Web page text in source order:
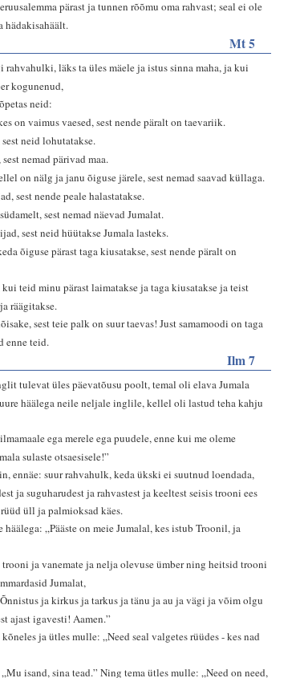
pärast ja tunnen rõõmu oma rahvast; seal ei ole
hädakisahäält.
Mt 5
rahvahulki, läks ta üles mäele ja istus sinna maha, ja kui
kogunenud,
neid:
on vaimus vaesed, sest nende päralt on taevariik.
neid lohutatakse.
nemad pärivad maa.
on nälg ja janu õiguse järele, sest nemad saavad küllaga.
sest nende peale halastatakse.
sest nemad näevad Jumalat.
sest neid hüütakse Jumala lasteks.
õiguse pärast taga kiusatakse, sest nende päralt on
teid minu pärast laimatakse ja taga kiusatakse ja teist
räägitakse.
sest teie palk on suur taevas! Just samamoodi on taga
enne teid.
Ilm 7
tulevat üles päevatõusu poolt, temal oli elava Jumala
häälega neile neljale inglile, kellel oli lastud teha kahju
ega merele ega puudele, enne kui me oleme
sulaste otsaesisele!”
ennäe: suur rahvahulk, keda ükski ei suutnud loendada,
ja suguharudest ja rahvastest ja keeltest seisis trooni ees
üll ja palmioksad käes.
häälega: „Pääste on meie Jumalal, kes istub Troonil, ja
ja vanemate ja nelja olevuse ümber ning heitsid trooni
Jumalat,
ja kirkus ja tarkus ja tänu ja au ja vägi ja võim olgu
ajast igavesti! Aamen.”
ja ütles mulle: „Need seal valgetes rüüdes - kes nad
isand, sina tead.” Ning tema ütles mulle: „Need on need,